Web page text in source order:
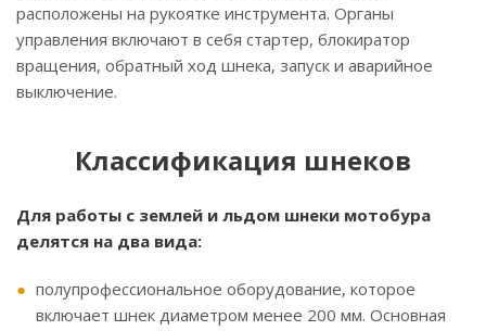
расположены на рукоятке инструмента. Органы
управления включают в себя стартер, блокиратор
вращения, обратный ход шнека, запуск и аварийное
выключение.
Классификация шнеков
Для работы с землей и льдом шнеки мотобура
делятся на два вида:
полупрофессиональное оборудование, которое
включает шнек диаметром менее 200 мм. Основная